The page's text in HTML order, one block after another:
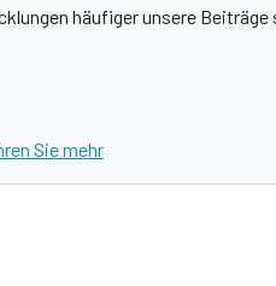
häufiger unsere
Sie mehr